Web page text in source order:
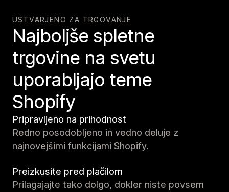
USTVARJENO ZA TRGOVANJE
Najboljše spletne
trgovine na svetu
uporabljajo teme
Shopify
Pripravljeno na prihodnost
Redno posodobljeno in vedno deluje z
najnovejšimi funkcijami Shopify.
Preizkusite pred plačilom
Prilagajajte tako dolgo, dokler niste povsem